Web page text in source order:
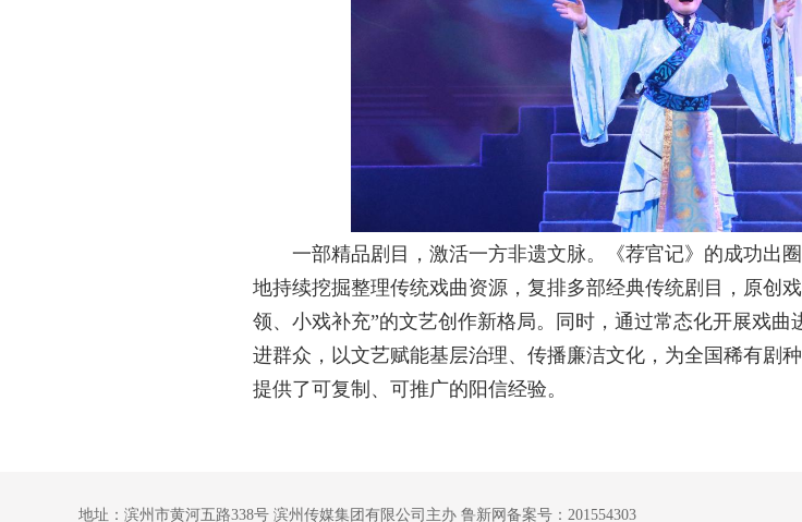
一部精品剧目，激活一方非遗文脉。《荐官记》的成功出
地持续挖掘整理传统戏曲资源，复排多部经典传统剧目，原创
领、小戏补充”的文艺创作新格局。同时，通过常态化开展戏
进群众，以文艺赋能基层治理、传播廉洁文化，为全国稀有剧
提供了可复制、可推广的阳信经验。
地址：滨州市黄河五路338号 滨州传媒集团有限公司主办 鲁新网备案号：201554303